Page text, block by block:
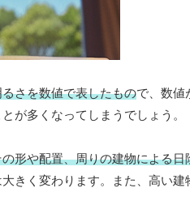
さを数値で表したもので、数値
が多くなってしまうでしょう。
形や配置、周りの建物による日
きく変わります。また、高い建